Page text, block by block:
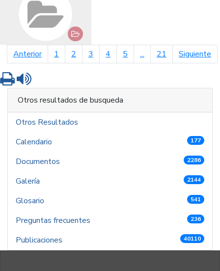
Anteriorpágina anterior
1 2 3 4 5 ... 21 Siguiente
Imprimir
Otros resultados de busqueda
Otros Resultados
Calendario
177
Documentos 2286
Galería 2144
Glosario 541
Preguntas frecuentes 236
Publicaciones 40110